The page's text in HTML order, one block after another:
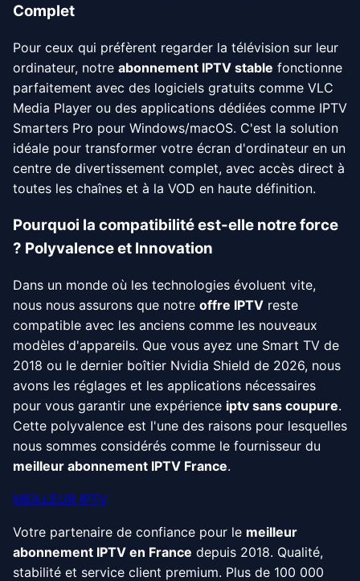
Complet
Pour ceux qui préfèrent regarder la télévision sur leur
ordinateur, notre abonnement IPTV stable fonctionne
parfaitement avec des logiciels gratuits comme VLC
Media Player ou des applications dédiées comme IPTV
Smarters Pro pour Windows/macOS. C'est la solution
idéale pour transformer votre écran d'ordinateur en un
centre de divertissement complet, avec accès direct à
toutes les chaînes et à la VOD en haute définition.
Pourquoi la compatibilité est-elle notre force
? Polyvalence et Innovation
Dans un monde où les technologies évoluent vite,
nous nous assurons que notre offre IPTV reste
compatible avec les anciens comme les nouveaux
modèles d'appareils. Que vous ayez une Smart TV de
2018 ou le dernier boîtier Nvidia Shield de 2026, nous
avons les réglages et les applications nécessaires
pour vous garantir une expérience iptv sans coupure.
Cette polyvalence est l'une des raisons pour lesquelles
nous sommes considérés comme le fournisseur du
meilleur abonnement IPTV France.
MEILLEUR IPTV
Votre partenaire de confiance pour le meilleur
abonnement IPTV en France depuis 2018. Qualité,
stabilité et service client premium. Plus de 100 000